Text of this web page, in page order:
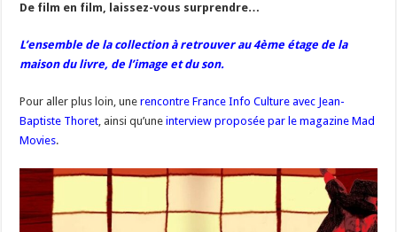
De film en film, laissez-vous surprendre…
L’ensemble de la collection à retrouver au 4ème étage de la
maison du livre, de l’image et du son.
Pour aller plus loin, unerencontre France Info Culture avec Jean-
Baptiste Thoret , ainsi qu’uneinterview proposée par le magazine Mad
Movies.